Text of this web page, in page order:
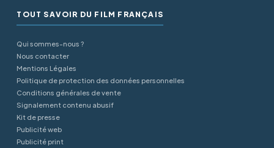
TOUT SAVOIR DU FILM FRANÇAIS
Qui sommes-nous ?
Nous contacter
Mentions Légales
Politique de protection des données personnelles
Conditions générales de vente
Signalement contenu abusif
Kit de presse
Publicité web
Publicité print